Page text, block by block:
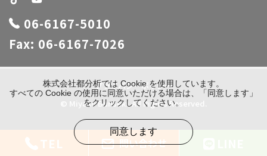
TEL 問い合わせ
06-6167-5010
Fax: 06-6167-7026
© Miyako Bunseki. All Rights Reserved.
プライバシーポリシー
株式会社都分析では Cookie を使用しています。
すべての Cookie の使用に同意いただける場合は、「同意します」
をクリックしてください。
同意します